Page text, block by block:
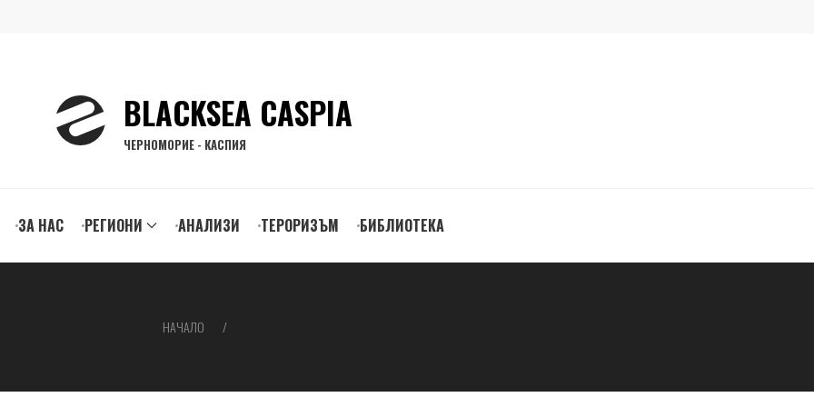
BLACKSEA CASPIA
ЧЕРНОМОРИЕ - КАСПИЯ
ЗА НАС РЕГИОНИ АНАЛИЗИ ТЕРОРИЗЪМ БИБЛИОТЕКА
НАЧАЛО